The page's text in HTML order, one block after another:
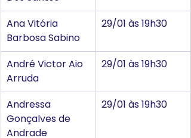
Ana Vitória
Barbosa Sabino
29/01 às 19h30
André Victor Aio
Arruda
29/01 às 19h30
Andressa
Gonçalves de
Andrade
29/01 às 19h30